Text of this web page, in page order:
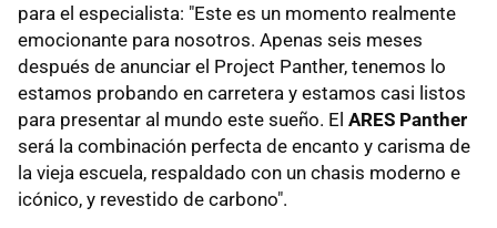
para el especialista: "Este es un momento realmente
emocionante para nosotros. Apenas seis meses
después de anunciar el Project Panther, tenemos lo
estamos probando en carretera y estamos casi listos
para presentar al mundo este sueño. El ARES Panther
será la combinación perfecta de encanto y carisma de
la vieja escuela, respaldado con un chasis moderno e
icónico, y revestido de carbono".